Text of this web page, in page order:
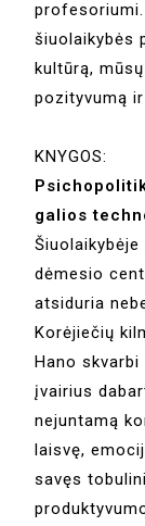
šiuolaikybės
kultūrą,
pozityvumą
KNYGOS:
galios
dėmesio
atsiduria
Korėjiečių
Hano
įvairius
nejuntamą
laisvę,
savęs